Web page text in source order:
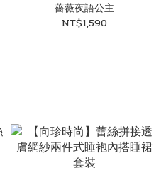
薔薇夜語公主
NT$1,590